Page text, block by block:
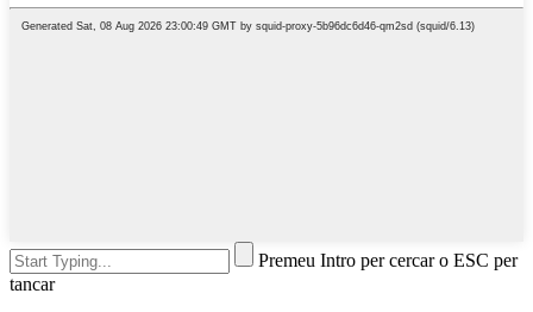
Premeu Intro per cercar o ESC per
tancar